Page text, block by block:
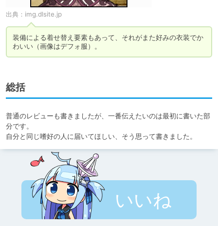
出典： img.dlsite.jp
装備による着せ替え要素もあって、それがまた好みの衣装でか
わいい（画像はデフォ服）。
総括
普通のレビューも書きましたが、一番伝えたいのは最初に書いた部
分です。
自分と同じ嗜好の人に届いてほしい、そう思って書きました。
いいね